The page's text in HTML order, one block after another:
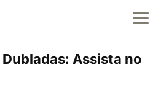
Assista no